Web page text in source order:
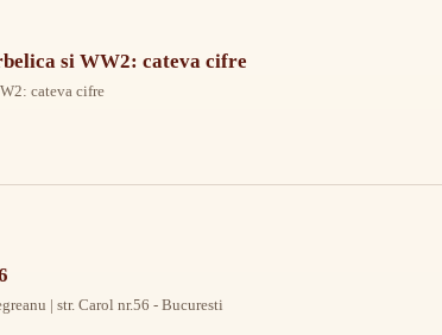
si WW2: cateva cifre
cateva cifre
| str. Carol nr.56 - Bucuresti